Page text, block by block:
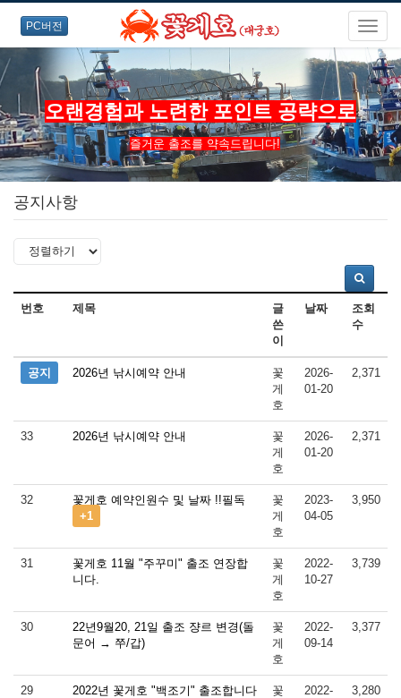
PC버전
오랜경험과 노련한 포인트 공략으로
즐거운 출조를 약속드립니다!
공지사항
번호 제목
글
쓴
이
날짜
조회
수
공지 2026년 낚시예약 안내
꽃
게
호
2026-
01-20
2,371
33 2026년 낚시예약 안내
꽃
게
호
2026-
01-20
2,371
32
꽃게호 예약인원수 및 날짜 !!필독
+1
꽃
게
호
2023-
04-05
3,950
31
꽃게호 11월 "주꾸미" 출조 연장합
니다.
꽃
게
호
2022-
10-27
3,739
30
22년9월20, 21일 출조 쟝르 변경(돌
문어 → 쭈/갑)
꽃
게
호
2022-
09-14
3,377
29
2022년 꽃게호 "백조기" 출조합니다
꽃
2022-
3,280